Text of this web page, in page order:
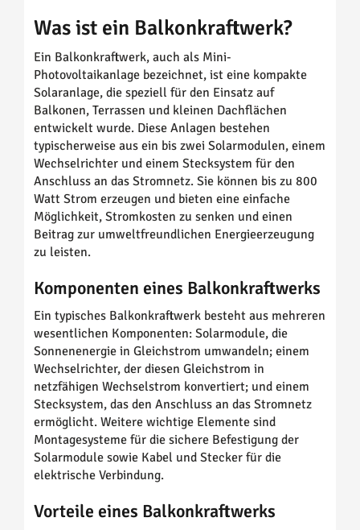
Was ist ein Balkonkraftwerk?
Ein Balkonkraftwerk, auch als Mini-
Photovoltaikanlage bezeichnet, ist eine kompakte
Solaranlage, die speziell für den Einsatz auf
Balkonen, Terrassen und kleinen Dachflächen
entwickelt wurde. Diese Anlagen bestehen
typischerweise aus ein bis zwei Solarmodulen, einem
Wechselrichter und einem Stecksystem für den
Anschluss an das Stromnetz. Sie können bis zu 800
Watt Strom erzeugen und bieten eine einfache
Möglichkeit, Stromkosten zu senken und einen
Beitrag zur umweltfreundlichen Energieerzeugung
zu leisten.
Komponenten eines Balkonkraftwerks
Ein typisches Balkonkraftwerk besteht aus mehreren
wesentlichen Komponenten: Solarmodule, die
Sonnenenergie in Gleichstrom umwandeln; einem
Wechselrichter, der diesen Gleichstrom in
netzfähigen Wechselstrom konvertiert; und einem
Stecksystem, das den Anschluss an das Stromnetz
ermöglicht. Weitere wichtige Elemente sind
Montagesysteme für die sichere Befestigung der
Solarmodule sowie Kabel und Stecker für die
elektrische Verbindung.
Vorteile eines Balkonkraftwerks